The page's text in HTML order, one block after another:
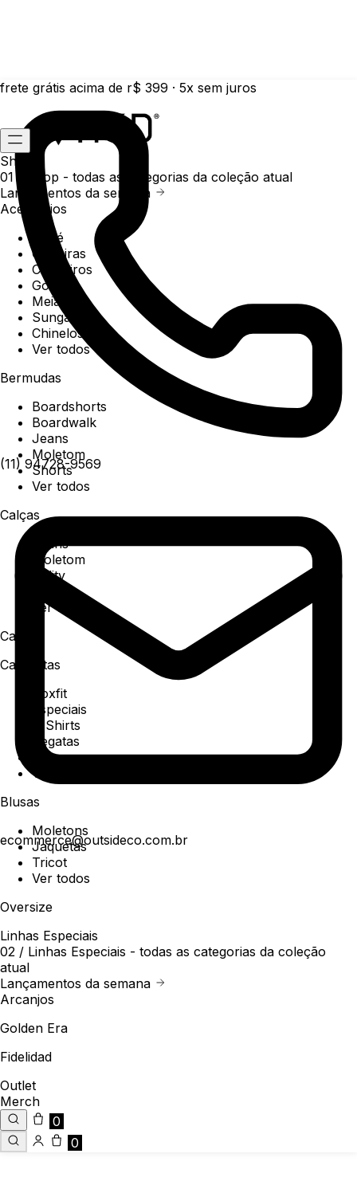
frete grátis acima de r$ 399 · 5x sem juros
(11) 94728-9569
ecommerce@outsideco.com.br
Shop
01 /
Shop - todas as categorias da coleção atual
Lançamentos da semana
Acessórios
Boné
Carteiras
Chaveiros
Gorros
Meias
Sunga
Chinelos
Ver todos
Bermudas
Boardshorts
Boardwalk
Jeans
Moletom
Shorts
Ver todos
Calças
Jeans
Moletom
Utility
Ver todos
Camisa
Camisetas
Boxfit
Especiais
T-Shirts
Regatas
Polo
Ver todos
Blusas
Moletons
Jaquetas
Tricot
Ver todos
Oversize
Linhas Especiais
02 / Linhas Especiais - todas as categorias da coleção
atual
Lançamentos da semana
Arcanjos
Golden Era
Fidelidad
Outlet
Merch
0
0